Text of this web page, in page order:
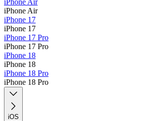
iPhone Air
iPhone 17
iPhone 17
iPhone 17 Pro
iPhone 17 Pro
iPhone 18
iPhone 18
iPhone 18 Pro
iPhone 18 Pro
iOS